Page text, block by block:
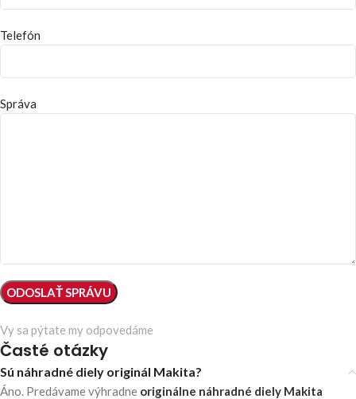
Vy sa pýtate my odpovedáme
Časté otázky
Sú náhradné diely originál Makita?
Áno. Predávame výhradne originálne náhradné diely Makita
Telefón
Správa